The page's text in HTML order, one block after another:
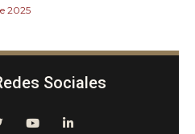
2025
Sociales